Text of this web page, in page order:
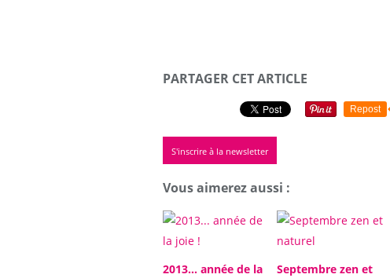
PARTAGER CET ARTICLE
Repost
S'inscrire à la newsletter
Vous aimerez aussi :
2013... année de la
Septembre zen et